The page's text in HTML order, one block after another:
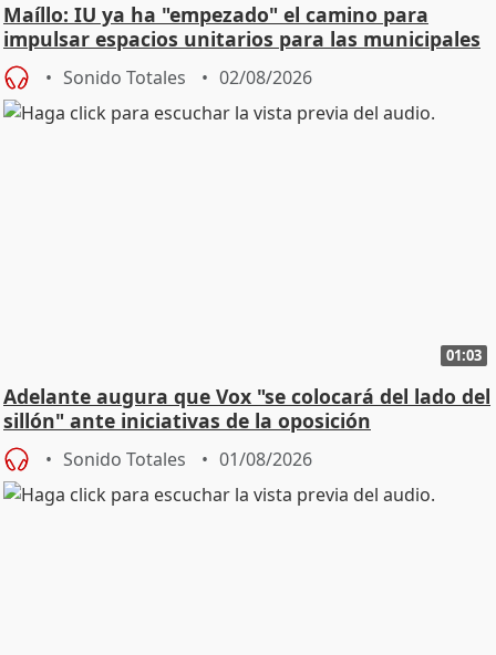
Maíllo: IU ya ha "empezado" el camino para
impulsar espacios unitarios para las municipales
Sonido Totales 02/08/2026
01:03
Adelante augura que Vox "se colocará del lado del
sillón" ante iniciativas de la oposición
Sonido Totales 01/08/2026